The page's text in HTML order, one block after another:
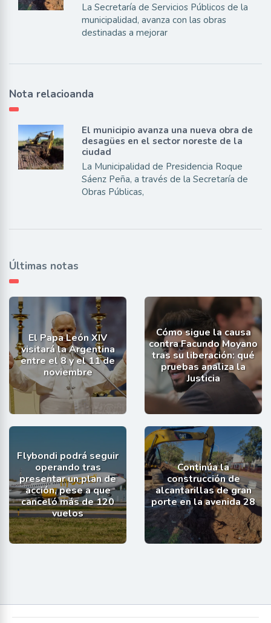
La Secretaría de Servicios Públicos de la
municipalidad, avanza con las obras
destinadas a mejorar
Nota relacioanda
El municipio avanza una nueva obra de
desagües en el sector noreste de la
ciudad
La Municipalidad de Presidencia Roque
Sáenz Peña, a través de la Secretaría de
Obras Públicas,
Últimas notas
El Papa León XIV
visitará la Argentina
entre el 8 y el 11 de
noviembre
Cómo sigue la causa
contra Facundo Moyano
tras su liberación: qué
pruebas analiza la
Justicia
Flybondi podrá seguir
operando tras
presentar un plan de
acción, pese a que
canceló más de 120
vuelos
Continúa la
construcción de
alcantarillas de gran
porte en la avenida 28